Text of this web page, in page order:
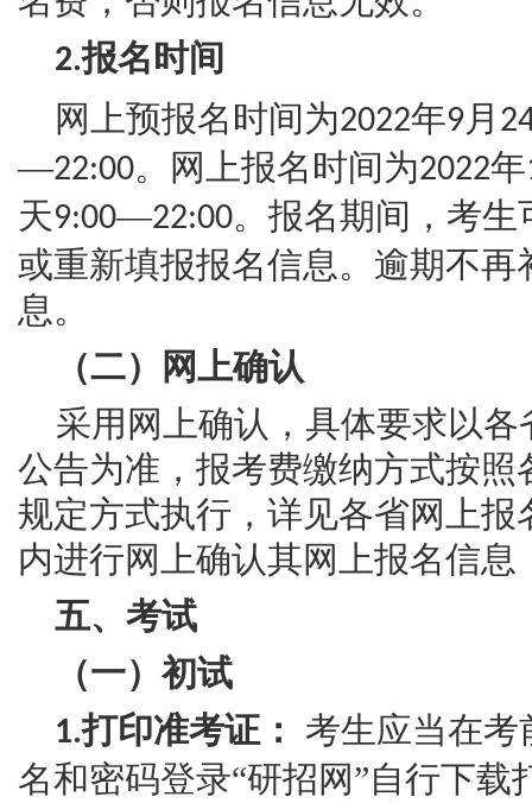
2.报名时间
网上预报名时间为2022年9月
—22:00。网上报名时间为2022年
天9:00—22:00。报名期间，考
或重新填报报名信息。逾期不
息。
（二）网上确认
采用网上确认，具体要求以
公告为准，报考费缴纳方式按
规定方式执行，详见各省网上
内进行网上确认其网上报名信息
五、考试
（一）初试
1.打印准考证：
考生应当在考
名和密码登录“研招网”自行下